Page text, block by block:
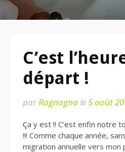
C’est
départ !
parRagnagnale5 août
Ça y est !! C’est enfin notre
!!! Comme chaque année,
migration annuelle vers mon